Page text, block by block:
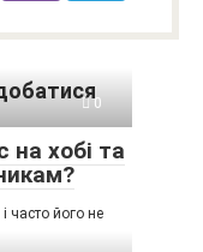
0
на хобі та
часто його не